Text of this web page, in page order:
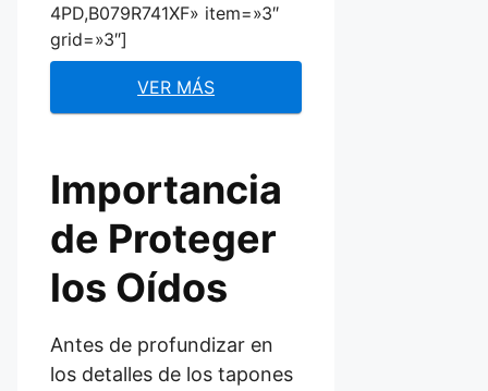
4PD,B079R741XF» item=»3″
grid=»3″]
VER MÁS
Importancia
de Proteger
los Oídos
Antes de profundizar en
los detalles de los tapones